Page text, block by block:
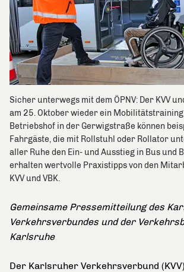
Sicher unterwegs mit dem ÖPNV: Der KVV
am 25. Oktober wieder ein Mobilitätstraining
Betriebshof in der Gerwigstraße können
Fahrgäste, die mit Rollstuhl oder Rollator
aller Ruhe den Ein- und Ausstieg in Bus und
erhalten wertvolle Praxistipps von den
KVV und VBK.
Gemeinsame Pressemitteilung des
Verkehrsverbundes und der
Karlsruhe
Der Karlsruher Verkehrsverbund